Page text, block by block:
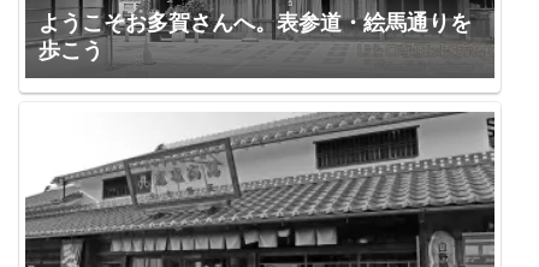
ようこそお多賀さんへ。表参道・絵馬通りを
歩こう